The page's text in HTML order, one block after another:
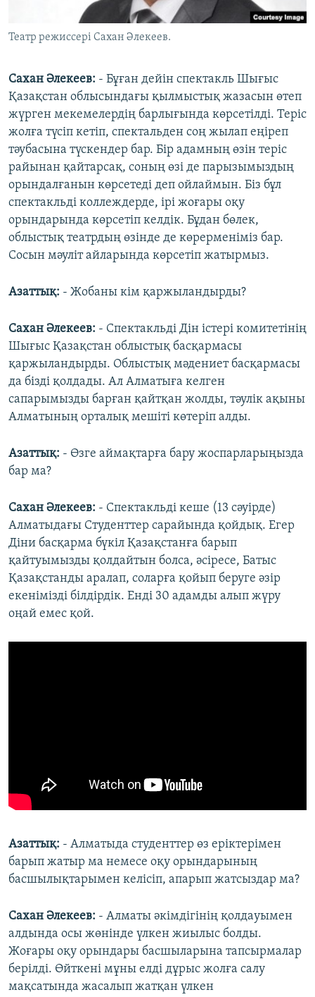
Театр режиссері Сахан Әлекеев.
Сахан Әлекеев: - Бұған дейін спектакль Шығыс
Қазақстан облысындағы қылмыстық жазасын өтеп
жүрген мекемелердің барлығында көрсетілді. Теріс
жолға түсіп кетіп, спектальден соң жылап еңіреп
тәубасына түскендер бар. Бір адамның өзін теріс
райынан қайтарсақ, соның өзі де парызымыздың
орындалғанын көрсетеді деп ойлаймын. Біз бұл
спектакльді коллеждерде, ірі жоғары оқу
орындарында көрсетіп келдік. Бұдан бөлек,
облыстық театрдың өзінде де көрерменіміз бар.
Сосын мәуліт айларында көрсетіп жатырмыз.
Азаттық: - Жобаны кім қаржыландырды?
Cахан Әлекеев: - Спектакльді Дін істері комитетінің
Шығыс Қазақстан облыстық басқармасы
қаржыландырды. Облыстық мәдениет басқармасы
да бізді қолдады. Ал Алматыға келген
сапарымызды барған қайтқан жолды, тәулік ақыны
Алматының орталық мешіті көтеріп алды.
Азаттық: - Өзге аймақтарға бару жоспарларыңызда
бар ма?
Сахан Әлекеев: - Спектакльді кеше (13 сәуірде)
Алматыдағы Студенттер сарайында қойдық. Егер
Діни басқарма бүкіл Қазақстанға барып
қайтуымызды қолдайтын болса, әсіресе, Батыс
Қазақстанды аралап, соларға қойып беруге әзір
екенімізді білдірдік. Енді 30 адамды алып жүру
оңай емес қой.
Азаттық: - Алматыда студенттер өз еріктерімен
барып жатыр ма немесе оқу орындарының
басшылықтарымен келісіп, апарып жатсыздар ма?
Сахан Әлекеев: - Алматы әкімдігінің қолдауымен
алдында осы жөнінде үлкен жиылыс болды.
Жоғары оқу орындары басшыларына тапсырмалар
берілді. Өйткені мұны елді дұрыс жолға салу
мақсатында жасалып жатқан үлкен